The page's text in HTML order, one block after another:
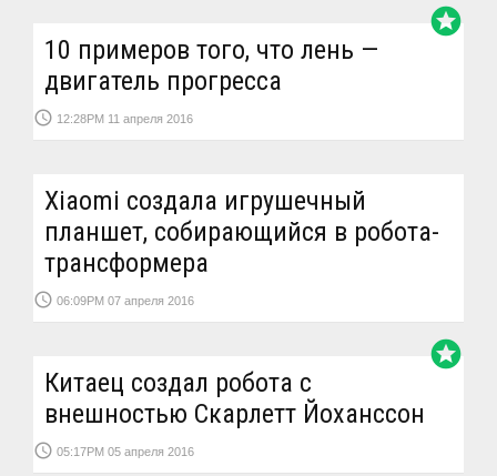
10 примеров того, что лень —
двигатель прогресса
stars
access_time 12:28PM 11 апреля 2016
Xiaomi создала игрушечный
планшет, собирающийся в робота-
трансформера
access_time 06:09PM 07 апреля 2016
Китаец создал робота с
внешностью Скарлетт Йоханссон
stars
access_time 05:17PM 05 апреля 2016